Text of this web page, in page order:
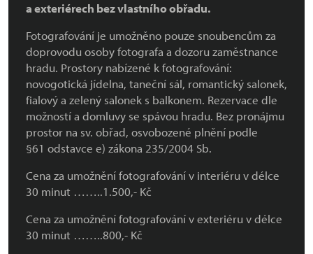
a exteriérech bez vlastního obřadu.
Fotografování je umožněno pouze snoubencům za
doprovodu osoby fotografa a dozoru zaměstnance
hradu. Prostory nabízené k fotografování:
novogotická jídelna, taneční sál, romantický salonek,
fialový a zelený salonek s balkonem. Rezervace dle
možností a domluvy se spávou hradu. Bez pronájmu
prostor na sv. obřad, osvobozené plnění podle
§61 odstavce e) zákona 235/2004 Sb.
Cena za umožnění fotografování v interiéru v délce
30 minut ……..1.500,- Kč
Cena za umožnění fotografování v exteriéru v délce
30 minut ……..800,- Kč